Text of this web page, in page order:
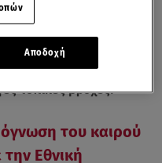
αυξημένες τις
και σταδιακά στα
τις
βράδυ στη βόρεια
τοπικές βροχές.
του καιρού
Εθνική
Αποδοχή